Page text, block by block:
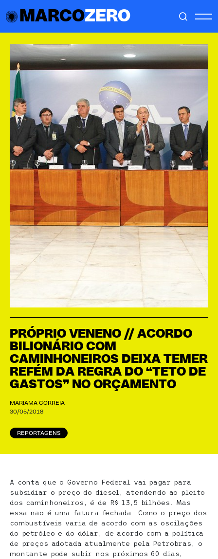
MARCOZERO
PRÓPRIO VENENO // ACORDO
BILIONÁRIO COM
CAMINHONEIROS DEIXA TEMER
REFÉM DA REGRA DO “TETO DE
GASTOS” NO ORÇAMENTO
MARIAMA CORREIA
30/05/2018
REPORTAGENS
A conta que o Governo Federal vai pagar para
subsidiar o preço do diesel, atendendo ao pleito
dos caminhoneiros, é de R$ 13,5 bilhões. Mas
essa não é uma fatura fechada. Como o preço dos
combustíveis varia de acordo com as oscilações
do petróleo e do dólar, de acordo com a política
de preços adotada atualmente pela Petrobras, o
montante pode subir nos próximos 60 dias,